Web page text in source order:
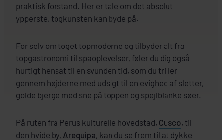
praktisk forstand. Her er tale om det absolut
ypperste, togkunsten kan byde på.
For selv om toget topmoderne og tilbyder alt fra
topgastronomi til spaoplevelser, føler du dig også
hurtigt hensat til en svunden tid, som du triller
gennem højderne med udsigt til en evighed af sletter,
golde bjerge med sne på toppen og spejlblanke søer.
På ruten fra Perus kulturelle hovedstad, Cusco, til
den hvide by, Arequipa, kan du se frem til at dykke